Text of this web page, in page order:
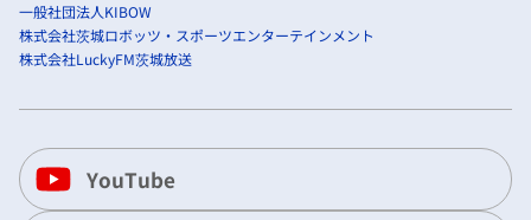
一般社団法人KIBOW
株式会社茨城ロボッツ・スポーツエンターテインメント
株式会社LuckyFM茨城放送
YouTube